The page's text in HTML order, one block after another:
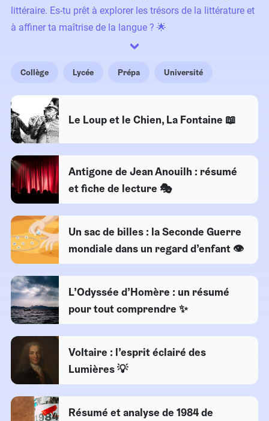
littéraire. Es-tu prêt à explorer les trésors de la littérature et
à affiner ta maîtrise de la langue ? 🌟
Collège Lycée Prépa Université
Le Loup et le Chien, La Fontaine 📖
Antigone de Jean Anouilh : résumé
et fiche de lecture 🎭
Un sac de billes : la Seconde Guerre
mondiale dans un regard d’enfant 👁
L’Odyssée d’Homère : un résumé
pour tout comprendre ✨
Voltaire : l’esprit éclairé des
Lumières 💡
Résumé et analyse de 1984 de